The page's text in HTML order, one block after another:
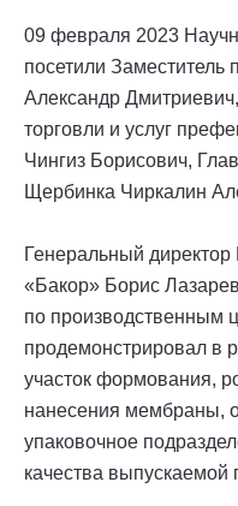
09 февраля 2023
посетили
Александр
торговли и услуг
Чингиз Борисович,
Щербинка Чиркалин
Генеральный директор
«Бакор» Борис
по производственным
продемонстрировал в
участок формования,
нанесения мембраны,
упаковочное
качества выпускаемой